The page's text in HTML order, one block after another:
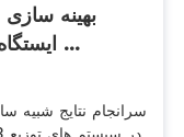
بهینه
ایستگاه های ...
سرانجام نتایج شبیه